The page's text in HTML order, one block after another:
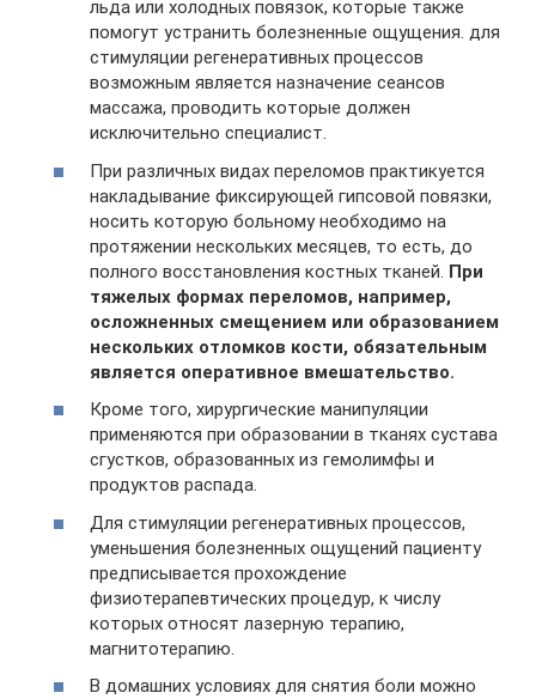
льда или холодных повязок, которые также
помогут устранить болезненные ощущения. для
стимуляции регенеративных процессов
возможным является назначение сеансов
массажа, проводить которые должен
исключительно специалист.
При различных видах переломов практикуется
накладывание фиксирующей гипсовой повязки,
носить которую больному необходимо на
протяжении нескольких месяцев, то есть, до
полного восстановления костных тканей. При
тяжелых формах переломов, например,
осложненных смещением или образованием
нескольких отломков кости, обязательным
является оперативное вмешательство.
Кроме того, хирургические манипуляции
применяются при образовании в тканях сустава
сгустков, образованных из гемолимфы и
продуктов распада.
Для стимуляции регенеративных процессов,
уменьшения болезненных ощущений пациенту
предписывается прохождение
физиотерапевтических процедур, к числу
которых относят лазерную терапию,
магнитотерапию.
В домашних условиях для снятия боли можно